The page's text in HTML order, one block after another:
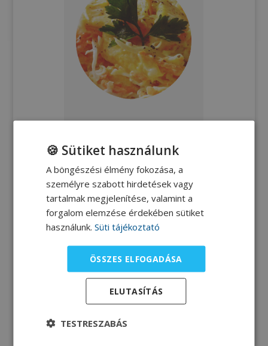
Mangós-sárgarépás
káposztasaláta
Gyüre Eszter dietetikus
receptje a 2019. 03. 23-i
Szegedi Sütőstúdióról.
🍪 Sütiket használunk
A böngészési élmény fokozása, a
személyre szabott hirdetések vagy
tartalmak megjelenítése, valamint a
forgalom elemzése érdekében sütiket
használunk. Süti tájékoztató
ÖSSZES ELFOGADÁSA
ELUTASÍTÁS
TESTRESZABÁS